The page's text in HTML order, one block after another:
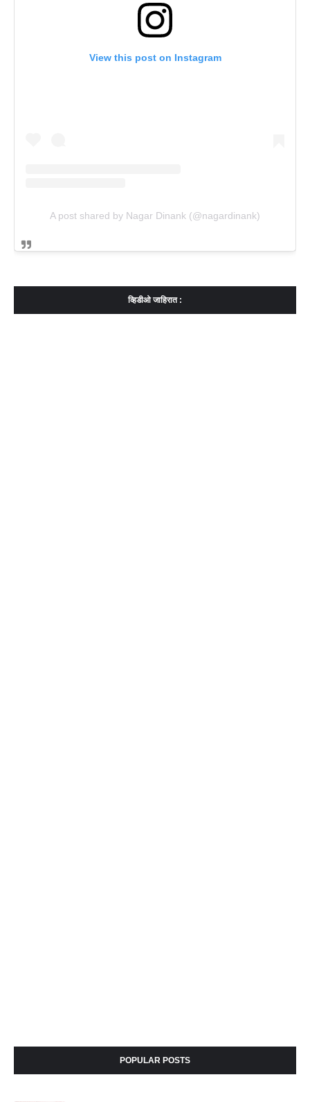
View this post on Instagram
A post shared by Nagar Dinank (@nagardinank)
व्हिडीओ जाहिरात :
POPULAR POSTS